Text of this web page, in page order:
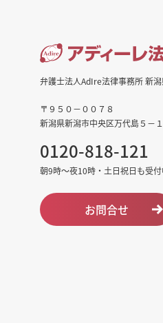
弁護士法人AdIre法律事務所 新
〒９５０－００７８
新潟県新潟市中央区万代島５－
0120-818-121
朝9時～夜10時・土日祝日も受付
お問合せ